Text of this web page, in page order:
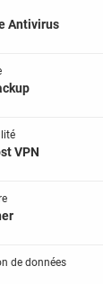
Antivirus
VPN
de données